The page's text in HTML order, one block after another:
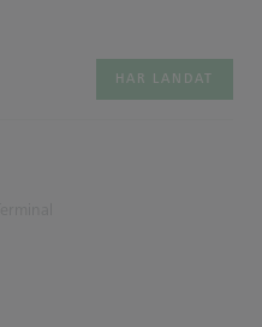
HAR LANDAT